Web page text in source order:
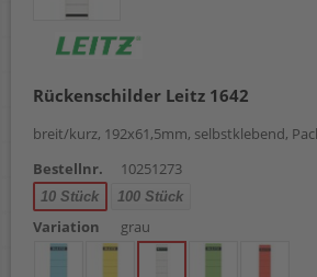
Rückenschilder Leitz 1642
breit/kurz, 192x61,5mm, selbstklebend,
Bestellnr.
10251273
10 Stück 100 Stück
Variation grau